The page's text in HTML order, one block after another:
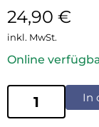
24,90 €
inkl. MwSt.
Online
In